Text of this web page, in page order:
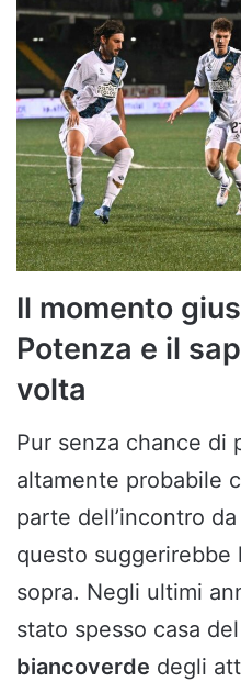
Il momento
Potenza e il
volta
Pur senza chance di
altamente probabile
parte dell’incontro da
questo suggerirebbe
sopra. Negli ultimi
stato spesso casa del
biancoverde degli